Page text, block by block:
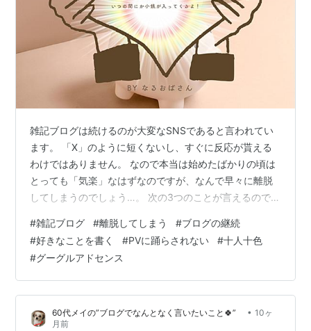
雑記ブログは続けるのが大変なSNSであると言われてい
ます。 「X」のように短くないし、すぐに反応が貰える
わけではありません。 なので本当は始めたばかりの頃は
とっても「気楽」なはずなのですが、なんで早々に離脱
してしまうのでしょう…。 次の3つのことが言えるのでは
過ぎる 何を書いてよいかわからない この3つは無関係の
ようでいて、ほぼ一線に並んでいる「離脱の理由」なん
だと思うんです。 1．多少は稼げると思っていた まずは
「毎日数十円ぐらいはグーグルアドセンスでも稼げるの
では？」と思っておられる方が多いと思います。 でもそ
れはPVがある程度あるブロ…
#雑記ブログ #離脱してしまう #ブログの継続
#好きなことを書く #PVに踊らされない #十人十色
#グーグルアドセンス
60代メイの”ブログでなんとなく言いたいこと🍀” • 10ヶ
月前